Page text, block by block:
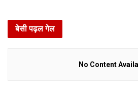
बेसी पढ़ल गेल
No Content